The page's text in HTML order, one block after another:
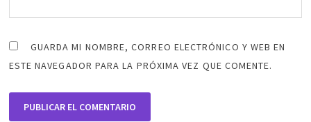
GUARDA MI NOMBRE, CORREO ELECTRÓNICO Y WEB EN
ESTE NAVEGADOR PARA LA PRÓXIMA VEZ QUE COMENTE.